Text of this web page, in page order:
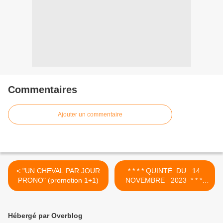
Commentaires
Ajouter un commentaire
< "UN CHEVAL PAR JOUR
PRONO" (promotion 1+1)
* * * * QUINTÉ DU 14
NOVEMBRE 2023 * * * *
>
Hébergé par Overblog